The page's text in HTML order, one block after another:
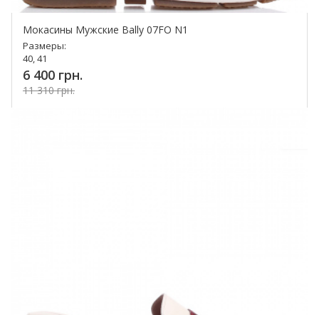
Мокасины Мужские Bally 07FO N1
Размеры:
40, 41
6 400 грн.
11 310 грн.